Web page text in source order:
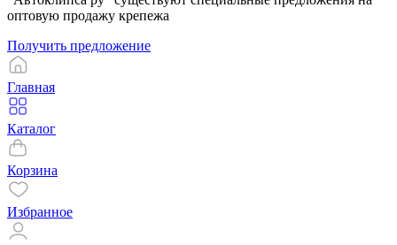
оптовую продажу крепежа
Получить предложение
Главная
Каталог
Корзина
Избранное